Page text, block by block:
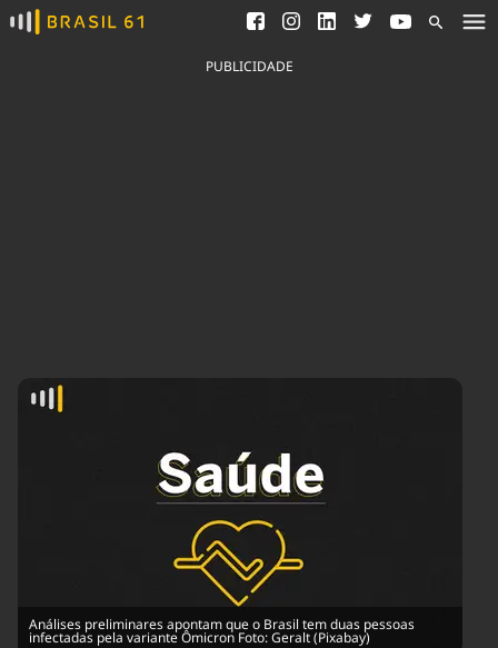
Ver todas as notícias
Saneamento
Indicadores
Agronegócios
Economia
Educação
Infraestrutura
Internacional
Política
Saúde
Tempo
PUBLICIDADE
Análises preliminares apontam que o Brasil tem duas pessoas
infectadas pela variante Ômicron Foto: Geralt (Pixabay)